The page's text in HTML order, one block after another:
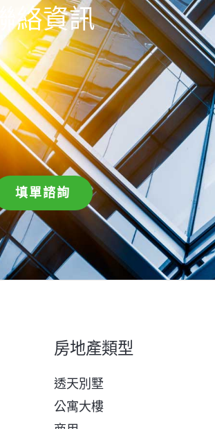
聯絡資訊
填單諮詢
房地產類型
透天別墅
公寓大樓